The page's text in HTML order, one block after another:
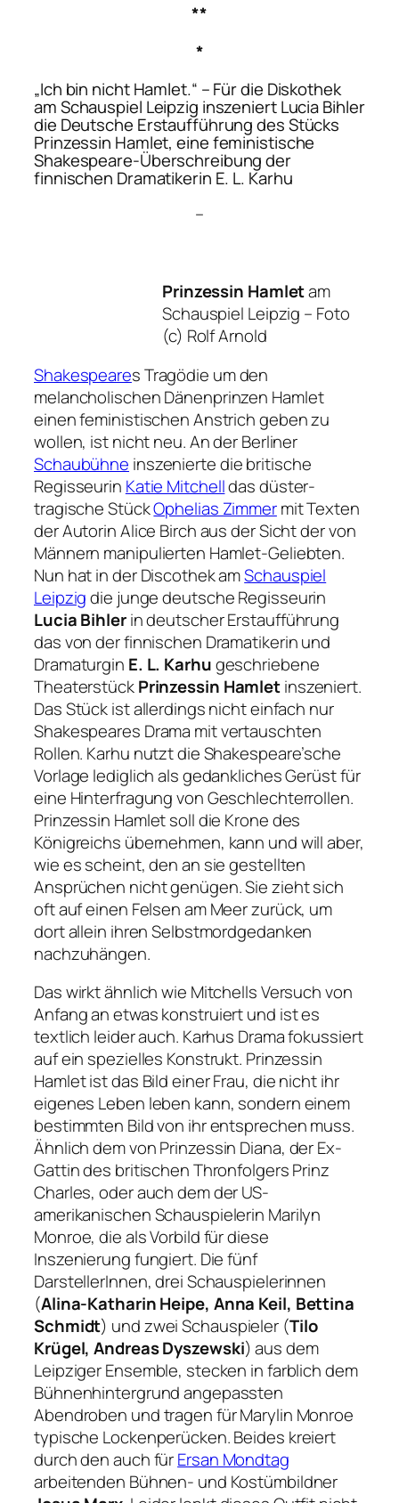
**
*
„Ich bin nicht Hamlet.“ – Für die Diskothek
am Schauspiel Leipzig inszeniert Lucia Bihler
die Deutsche Erstaufführung des Stücks
Prinzessin Hamlet,eine feministische
Shakespeare-Überschreibung der
finnischen Dramatikerin E. L. Karhu
–
Prinzessin Hamletam
Schauspiel Leipzig – Foto
(c) Rolf Arnold
Shakespeares Tragödie um den
melancholischen Dänenprinzen Hamlet
einen feministischen Anstrich geben zu
wollen, ist nicht neu. An der Berliner
Schaubühne inszenierte die britische
Regisseurin Katie Mitchelldas düster-
tragische StückOphelias Zimmermit Texten
der Autorin Alice Birch aus der Sicht der von
Männern manipulierten Hamlet-Geliebten.
Nun hat in der Discothek amSchauspiel
Leipzigdie junge deutsche Regisseurin
Lucia Bihlerin deutscher Erstaufführung
das von der finnischen Dramatikerin und
Dramaturgin E. L. Karhugeschriebene
TheaterstückPrinzessin Hamletinszeniert.
Das Stück ist allerdings nicht einfach nur
Shakespeares Drama mit vertauschten
Rollen. Karhu nutzt die Shakespeare’sche
Vorlage lediglich als gedankliches Gerüst für
eine Hinterfragung von Geschlechterrollen.
Prinzessin Hamlet soll die Krone des
Königreichs übernehmen, kann und will aber,
wie es scheint, den an sie gestellten
Ansprüchen nicht genügen. Sie zieht sich
oft auf einen Felsen am Meer zurück, um
dort allein ihren Selbstmordgedanken
nachzuhängen.
Das wirkt ähnlich wie Mitchells Versuch von
Anfang an etwas konstruiert und ist es
textlich leider auch. Karhus Drama fokussiert
auf ein spezielles Konstrukt. Prinzessin
Hamlet ist das Bild einer Frau, die nicht ihr
eigenes Leben leben kann, sondern einem
bestimmten Bild von ihr entsprechen muss.
Ähnlich dem von Prinzessin Diana, der Ex-
Gattin des britischen Thronfolgers Prinz
Charles, oder auch dem der US-
amerikanischen Schauspielerin Marilyn
Monroe, die als Vorbild für diese
Inszenierung fungiert. Die fünf
DarstellerInnen, drei Schauspielerinnen
(Alina-Katharin Heipe, Anna Keil, Bettina
Schmidt) und zwei Schauspieler (Tilo
Krügel, Andreas Dyszewski) aus dem
Leipziger Ensemble, stecken in farblich dem
Bühnenhintergrund angepassten
Abendroben und tragen für Marylin Monroe
typische Lockenperücken. Beides kreiert
durch den auch fürErsan Mondtag
arbeitenden Bühnen- und Kostümbildner